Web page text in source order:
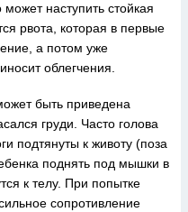
может наступить стойкая
рвота, которая в первые
а потом уже
облегчения.
быть приведена
груди. Часто голова
подтянуты к животу (поза
поднять под мышки в
к телу. При попытке
сопротивление